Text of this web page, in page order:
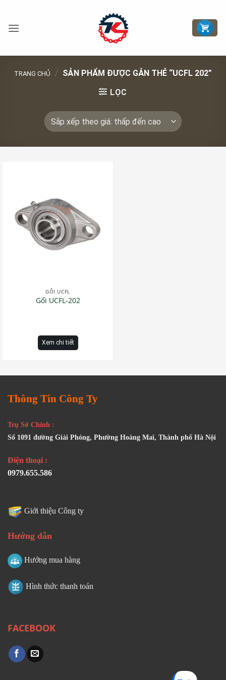
nội
TRANG CHỦ / SẢN PHẨM ĐƯỢC GẮN THẺ “UCFL 202”
LỌC
GỐI UCFL
Gối UCFL-202
Xem chi tiết
Thông Tin Công Ty
Trụ Sở Chính :
Số 1091 đường Giải Phóng, Phường Hoàng Mai, Thành phố Hà Nội
Điện thoại :
0979.655.586
Giới thiệu Công ty
Hướng dẫn
Hướng mua hàng
Hình thức thanh toán
FACEBOOK